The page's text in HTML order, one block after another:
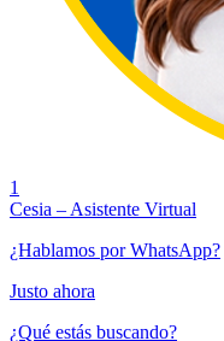
1
Cesia – Asistente Virtual
¿Hablamos por WhatsApp?
Justo ahora
¿Qué estás buscando?